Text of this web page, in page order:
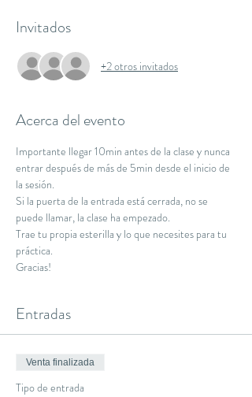
Invitados
+2 otros invitados
Acerca del evento
Importante llegar 10min antes de la clase y nunca
entrar después de más de 5min desde el inicio de
la sesión.
Si la puerta de la entrada está cerrada, no se
puede llamar, la clase ha empezado.
Trae tu propia esterilla y lo que necesites para tu
práctica.
Gracias!
Entradas
Venta finalizada
Tipo de entrada